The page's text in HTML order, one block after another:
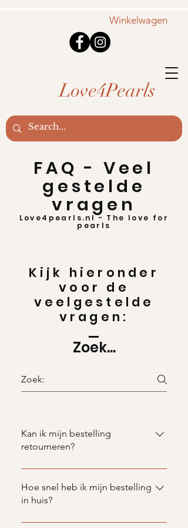
Winkelwagen
Love4Pearls
FAQ - Veel
gestelde
vragen
Love4pearls.nl - The love for
pearls
Kijk hieronder
voor de
veelgestelde
vragen:
Zoek...
Kan ik mijn bestelling
retourneren?
U kunt uw bestelling binnen 14
dagen retour sturen. U kunt ons
een mail sturen op
Hoe snel heb ik mijn bestelling
in huis?
Wij versturen uw bestelling binnen